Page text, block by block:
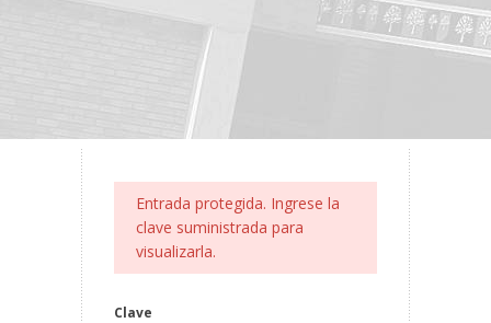
Entrada protegida. Ingrese la
clave suministrada para
visualizarla.
Clave